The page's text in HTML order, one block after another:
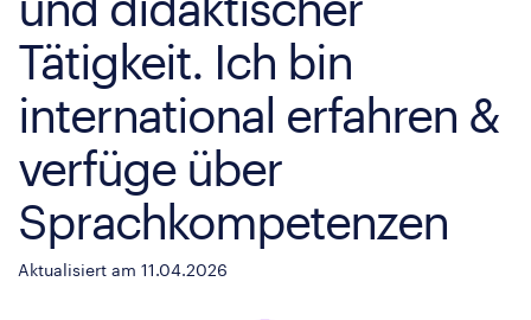
Tätigkeit. Ich bin
international erfahren &
verfüge über
Sprachkompetenzen
Aktualisiert am 11.04.2026